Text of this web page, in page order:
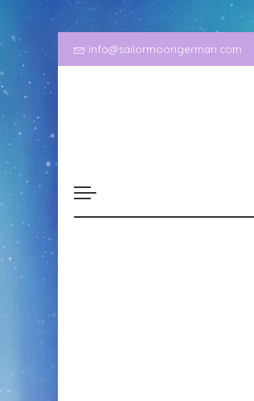
info@sailormoongerman.com